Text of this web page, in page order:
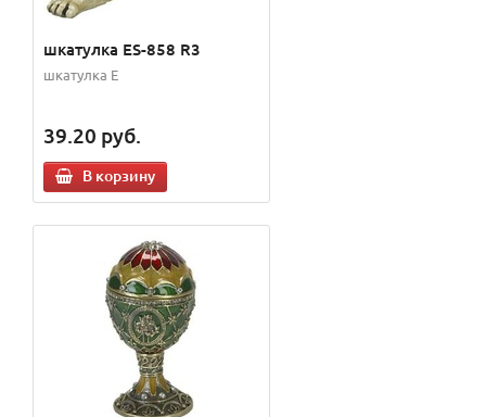
шкатулка ES-858 R3
шкатулка E
39.20 руб.
В корзину